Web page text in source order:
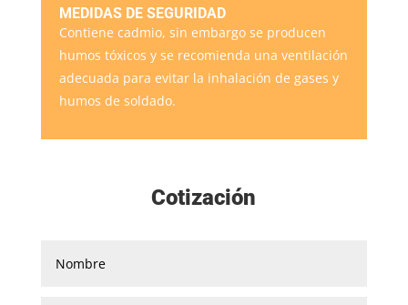
MEDIDAS DE SEGURIDAD
Contiene cadmio, sin embargo se producen
humos tóxicos y se recomienda una ventilación
adecuada para evitar la inhalación de gases y
humos de soldado.
Cotización